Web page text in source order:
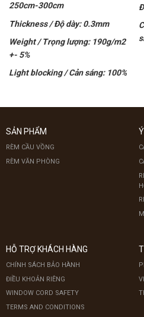
250cm-300cm
Thickness / Độ dày: 0.3mm
Weight / Trọng lượng: 190g/m2
+- 5%
Light blocking / Cản sáng: 100%
SẢN PHẨM
RÈM CẦU VỒNG
RÈM VĂN PHÒNG
HỖ TRỢ KHÁCH HÀNG
CHÍNH SÁCH BẢO HÀNH
ĐIỀU KHOẢN RIÊNG
WINDOW CORD SAFETY
TERMS AND CONDITIONS